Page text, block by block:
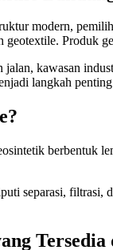
modern,
geotextile. Produk
kawasan
langkah
berbentuk
separasi, filtrasi,